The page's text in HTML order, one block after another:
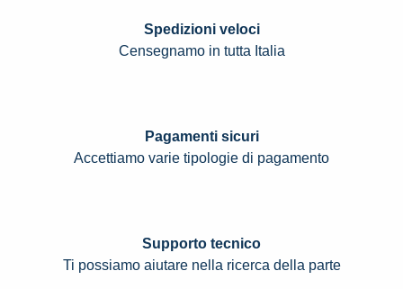
Spedizioni veloci
Censegnamo in tutta Italia
Pagamenti sicuri
Accettiamo varie tipologie di pagamento
Supporto tecnico
Ti possiamo aiutare nella ricerca della parte